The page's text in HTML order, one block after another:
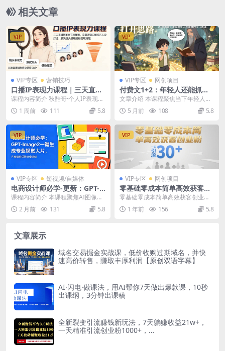
相关文章
VIP
VIP专区 营销技巧
口播IP表现力课程｜三天直播
搭配11节录播课，流量逻辑口
播技巧人设打造，解决镜头僵
硬低粉变现难题
课程内容简介 秋酷哥·个人IP表现力
精华课包含三天线上直播课搭配11
节录播课程，...
1 周前 111 5.8
VIP
VIP专区 网创项目
付费文1+2：年轻人还能抓住
的几大隐形翻身机会：打开思
路，发现那些闷声发财的冷门
赛道
文章介绍 本课程聚焦当下年轻人还
能抓住的几大隐形翻身机会，深度
剖析“涉外经济”与...
5 月前 108 5.8
VIP
VIP专区 短视频/自媒体
电商设计师必学-更新：GPT-I
mage2一键生成专业视觉大
片，产品图到详情页全流程
课程内容简介 本课程聚焦AI图像生
成在商业设计中的全场景实战应
用。涵盖一键海报生...
2 月前 131 5.8
VIP
VIP专区 网创项目
零基础零成本简单高效获客创
业粉，一天引流30+
零基础零成本简单高效获客创业
粉，一天引流30+ 项目介绍： 今天
给大家分享一个零...
1 年前 156 5.8
文章展示
域名交易掘金实战课，低价收购过期域名，并快
速高价转售，賺取丰厚利润【原创双语字幕】
AI·闪电·做课法，用AI帮你7天做出爆款课，10秒
出课纲，3分钟出课稿
全新裂变引流赚钱新玩法，7天躺赚收益21w+，
一天精准引流创业粉1000+，…